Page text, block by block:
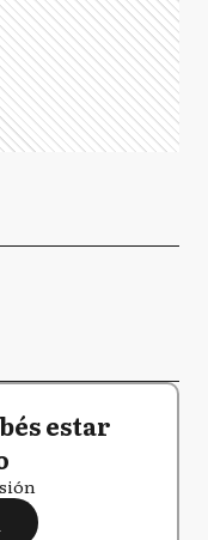
estar